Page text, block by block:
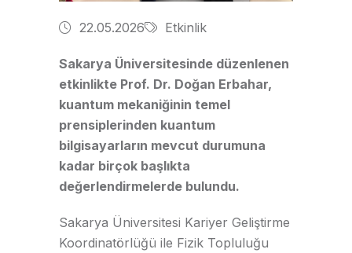
22.05.2026 Etkinlik
Sakarya Üniversitesinde düzenlenen
etkinlikte Prof. Dr. Doğan Erbahar,
kuantum mekaniğinin temel
prensiplerinden kuantum
bilgisayarların mevcut durumuna
kadar birçok başlıkta
değerlendirmelerde bulundu.
Sakarya Üniversitesi Kariyer Geliştirme
Koordinatörlüğü ile Fizik Topluluğu